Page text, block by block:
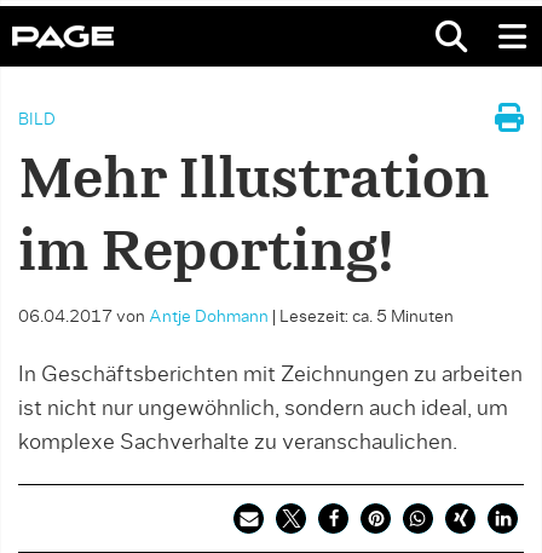
BILD
Mehr Illustration
im Reporting!
06.04.2017 von Antje Dohmann Lesezeit: ca. 5 Minuten
In Geschäftsberichten mit Zeichnungen zu arbeiten
ist nicht nur ungewöhnlich, sondern auch ideal, um
komplexe Sachverhalte zu veranschaulichen.